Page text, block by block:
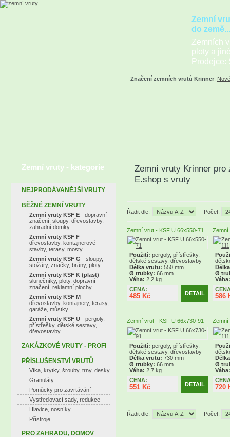
Zemní
do země...
Zemních
ploty a
Prodejce:
Značení zemních vrutů Krinner:
Zemní vruty Krinner
E.shop s vruty
Řadit dle: Počet:
Zemní vrut - KSF U 66x550-71 Zemní
Použití: pergoly, přístřešky,
dětské sestavy, dřevostavby
Délka vrutu: 550 mm
Ø trubky: 66 mm
Váha: 2,2 kg
Ø
Váha:
CENA:
485 Kč DETAIL 586
Zemní vrut - KSF U 66x730-91 Zemní
Použití: pergoly, přístřešky,
dětské sestavy, dřevostavby
Délka vrutu: 730 mm
Ø trubky: 66 mm
Váha: 2,7 kg
Ø
Váha:
CENA:
551 Kč DETAIL 720
Řadit dle: Počet:
Zemní vruty - kategorie
NEJPRODÁVANĚJŠÍ VRUTY
BĚŽNÉ ZEMNÍ VRUTY
Zemní vruty KSF E - dopravní
značení, sloupy, dřevostavby,
zahradní domky
Zemní vruty KSF F -
dřevostavby, kontajnerové
stavby, terasy, mosty
Zemní vruty KSF G - sloupy,
stožáry, značky, brány, ploty
Zemní vruty KSF K (plast) -
slunečníky, ploty, dopravní
značení, reklamní plochy
Zemní vruty KSF M -
dřevostavby, kontajnery, terasy,
garáže, můstky
Zemní vruty KSF U - pergoly,
přístřešky, dětské sestavy,
dřevostavby
ZAKÁZKOVÉ VRUTY - PROFI
PŘÍSLUŠENSTVÍ VRUTŮ
Víka, krytky, šrouby, trny, desky
Granuláty
Pomůcky pro zavrtávání
Vystřeďovací sady, redukce
Hlavice, nosníky
Přístroje
PRO ZAHRADU, DOMOV